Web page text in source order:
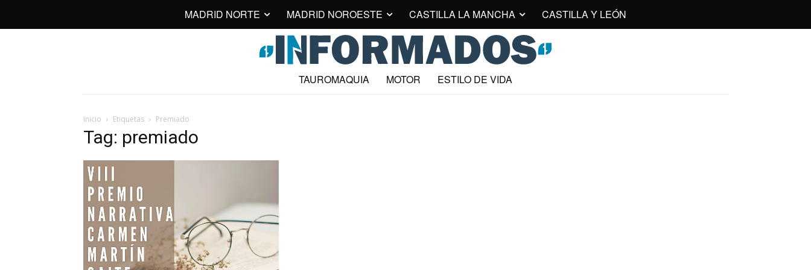
MADRID NORTE MADRID NOROESTE CASTILLA LA MANCHA CASTILLA Y LEÓN
TAUROMAQUIA MOTOR ESTILO DE VIDA
Inicio Etiquetas Premiado
Tag: premiado